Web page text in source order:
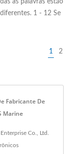
as palavras estão
1 - 12 Se
1 2
Fabricante De
Marine
Co., Ltd.